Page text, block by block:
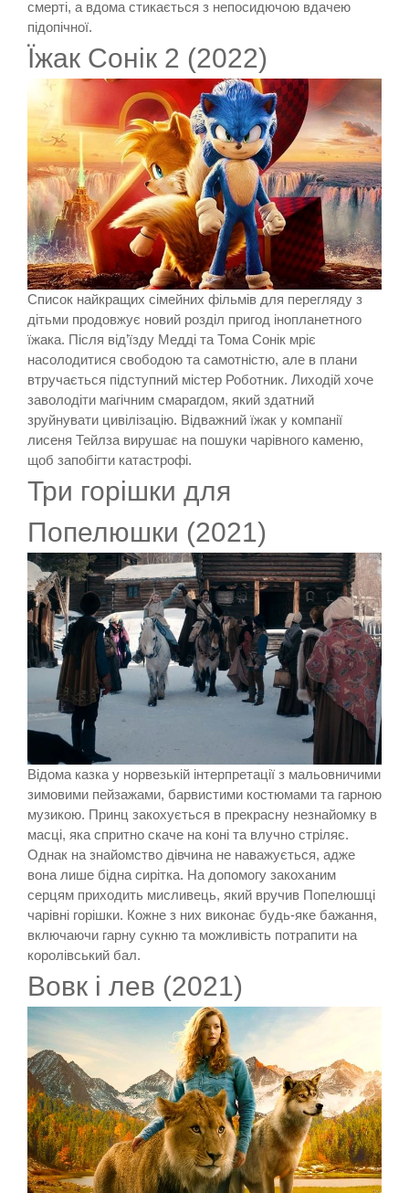
смерті, а вдома стикається з непосидючою вдачею
підопічної.
Їжак Сонік 2 (2022)
Список найкращих сімейних фільмів для перегляду з
дітьми продовжує новий розділ пригод інопланетного
їжака. Після від’їзду Медді та Тома Сонік мріє
насолодитися свободою та самотністю, але в плани
втручається підступний містер Роботник. Лиходій хоче
заволодіти магічним смарагдом, який здатний
зруйнувати цивілізацію. Відважний їжак у компанії
лисеня Тейлза вирушає на пошуки чарівного каменю,
щоб запобігти катастрофі.
Три горішки для
Попелюшки (2021)
Відома казка у норвезькій інтерпретації з мальовничими
зимовими пейзажами, барвистими костюмами та гарною
музикою. Принц закохується в прекрасну незнайомку в
масці, яка спритно скаче на коні та влучно стріляє.
Однак на знайомство дівчина не наважується, адже
вона лише бідна сирітка. На допомогу закоханим
серцям приходить мисливець, який вручив Попелюшці
чарівні горішки. Кожне з них виконає будь-яке бажання,
включаючи гарну сукню та можливість потрапити на
королівський бал.
Вовк і лев (2021)